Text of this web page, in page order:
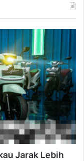
Jarak Lebih